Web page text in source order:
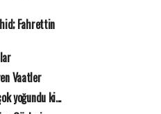
Fahrettin
Vaatler
yoğundu ki...